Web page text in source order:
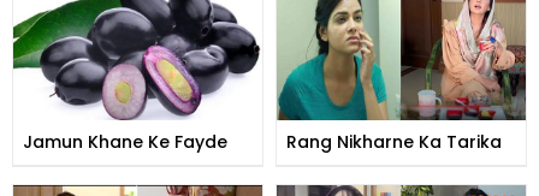
Jamun Khane Ke Fayde Rang Nikharne Ka Tarika